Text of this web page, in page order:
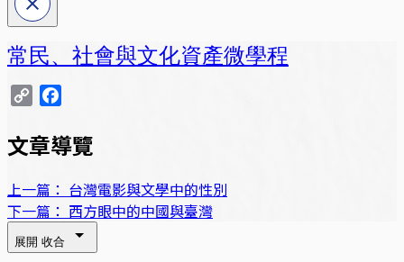
常民、社會與文化資產微學程
Copy
文章導覽
上一篇： 台灣電影與文學中的性別
下一篇： 西方眼中的中國與臺灣
展開 收合